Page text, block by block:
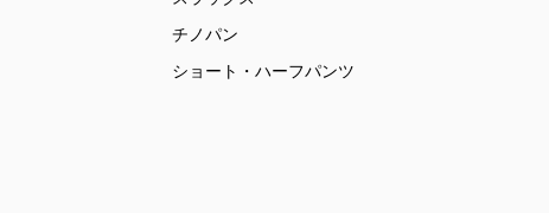
チノパン
ショート・ハーフパンツ